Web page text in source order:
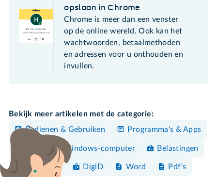
opslaan in Chrome
Chrome is meer dan een venster
op de online wereld. Ook kan het
wachtwoorden, betaalmethoden
en adressen voor u onthouden en
invullen.
Bekijk meer artikelen met de categorie:
Bedienen & Gebruiken
Programma's & Apps
Windows-computer Belastingen
Bankieren DigiD Word Pdf's